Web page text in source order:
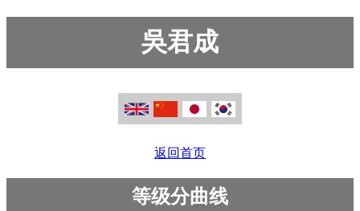
吳君成
返回首页
等级分曲线